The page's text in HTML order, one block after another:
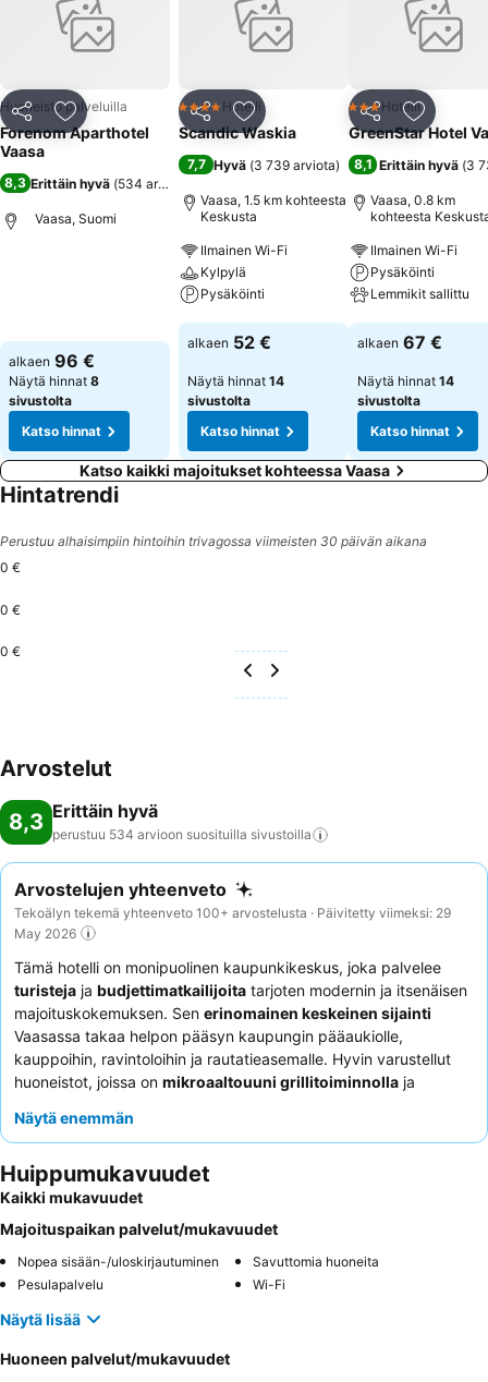
Jaa Lisää suosikkeihin
Huoneisto palveluilla
Forenom Aparthotel
Vaasa
8,3 Erittäin hyvä (534 arviota
Vaasa, Suomi
alkaen 96 €
Näytä hinnat 8
sivustolta
Katso hinnat
Jaa Lisää suosikkeihin
4 Tähtiluokitus
Hotelli
Scandic Waskia
7,7 Hyvä (3 739 arviota)
Vaasa, 1.5 km kohteesta
Keskusta
Ilmainen Wi-Fi
Kylpylä
Pysäköinti
Katso hinnat
alkaen 52 €
Näytä hinnat 14
sivustolta
Katso hinnat
Jaa Lisää
3 Tähtiluokitus
Hotelli
GreenStar Hotel
8,1 Erittäin hyvä (3
Vaasa, 0.8 km
kohteesta
Ilmainen Wi-Fi
Pysäköinti
Lemmikit sallittu
Katso hinnat
alkaen 67 €
Näytä hinnat 14
sivustolta
Katso hinnat
Katso kaikki majoitukset kohteessa Vaasa
Hintatrendi
Perustuu alhaisimpiin hintoihin trivagossa viimeisten 30 päivän aikana
0 €
0 €
0 €
Arvostelut
8,3 Erittäin hyvä
perustuu 534 arvioon suosituilla sivustoilla
Arvostelujen yhteenveto
Tekoälyn tekemä yhteenveto 100+ arvostelusta · Päivitetty viimeksi: 29
May 2026
Tämä hotelli on monipuolinen kaupunkikeskus, joka palvelee
turisteja ja budjettimatkailijoita tarjoten modernin ja itsenäisen
majoituskokemuksen. Sen erinomainen keskeinen sijainti
Vaasassa takaa helpon pääsyn kaupungin pääaukiolle,
kauppoihin, ravintoloihin ja rautatieasemalle. Hyvin varustellut
huoneistot, joissa on mikroaaltouuni grillitoiminnolla ja
pidempiin oleskeluihin. Asiakkaat kehuvat jatkuvasti reagoivaa
itsepalvelusisäänkirjautumista
varten kannattaa pyytää huonetta, joka ei sijaitse kadun
puolella.
Näytä enemmän
Huippumukavuudet
Kaikki mukavuudet
Majoituspaikan palvelut/mukavuudet
Nopea sisään-/uloskirjautuminen
Savuttomia huoneita
Pesulapalvelu
Wi-Fi
Näytä lisää
Huoneen palvelut/mukavuudet